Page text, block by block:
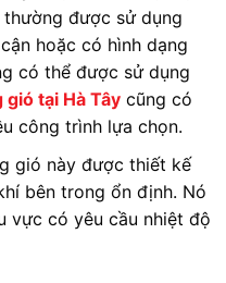
thường được sử dụng
hoặc có hình dạng
có thể được sử dụng
gió tại Hà Tâycũng có
công trình lựa chọn.
gió này được thiết kế
bên trong ổn định. Nó
vực có yêu cầu nhiệt độ